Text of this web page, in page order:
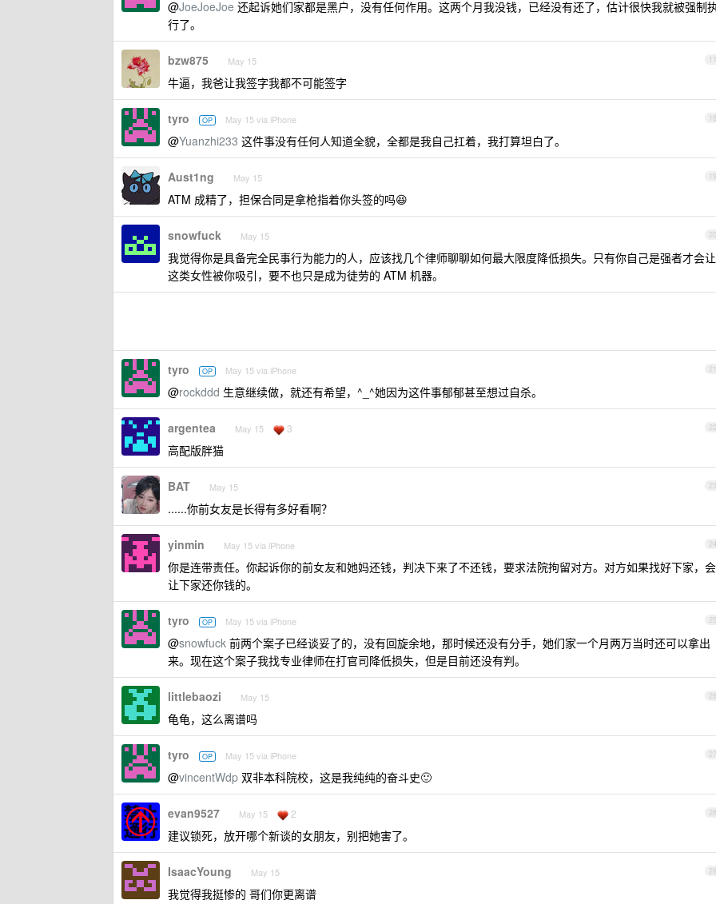
@JoeJoeJoe 还起诉她们家都是黑户，没有任何作用。这两个月我没钱，已经没有还了，估计很快我就被强制
行了。
17
bzw875 May 15
牛逼，我爸让我签字我都不可能签字
18
tyro OP May 15 via iPhone
@Yuanzhi233 这件事没有任何人知道全貌，全都是我自己扛着，我打算坦白了。
19
Aust1ng May 15
ATM 成精了，担保合同是拿枪指着你头签的吗😆
20
snowfuck May 15
我觉得你是具备完全民事行为能力的人，应该找几个律师聊聊如何最大限度降低损失。只有你自己是强者才会让
这类女性被你吸引，要不也只是成为徒劳的 ATM 机器。
21
tyro OP May 15 via iPhone
@rockddd 生意继续做，就还有希望，^_^她因为这件事郁郁甚至想过自杀。
22
argentea May 15 3
高配版胖猫
23
BAT May 15
......你前女友是长得有多好看啊？
24
yinmin May 15 via iPhone
你是连带责任。你起诉你的前女友和她妈还钱，判决下来了不还钱，要求法院拘留对方。对方如果找好下家，会
让下家还你钱的。
25
tyro OP May 15 via iPhone
@snowfuck 前两个案子已经谈妥了的，没有回旋余地，那时候还没有分手，她们家一个月两万当时还可以拿出
来。现在这个案子我找专业律师在打官司降低损失，但是目前还没有判。
26
littlebaozi May 15
龟龟，这么离谱吗
27
tyro OP May 15 via iPhone
@vincentWdp 双非本科院校，这是我纯纯的奋斗史🙂
28
evan9527 May 15 2
建议锁死，放开哪个新谈的女朋友，别把她害了。
29
IsaacYoung May 15
我觉得我挺惨的 哥们你更离谱